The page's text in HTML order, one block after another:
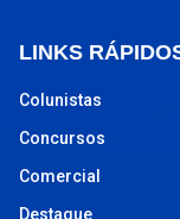
LINKS
Colunistas
Concursos
Comercial
Destaque